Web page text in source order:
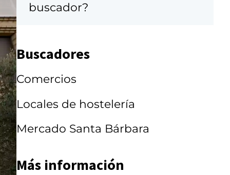
C
a
r
r
u
s
e
l
buscador?
Buscadores
Comercios
Locales de hostelería
Mercado Santa Bárbara
Más información